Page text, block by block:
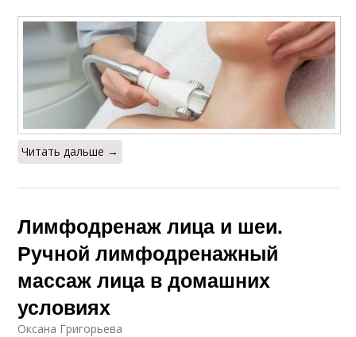
Читать дальше →
Лимфодренаж лица и шеи.
Ручной лимфодренажный
массаж лица в домашних
условиях
Оксана Григорьева